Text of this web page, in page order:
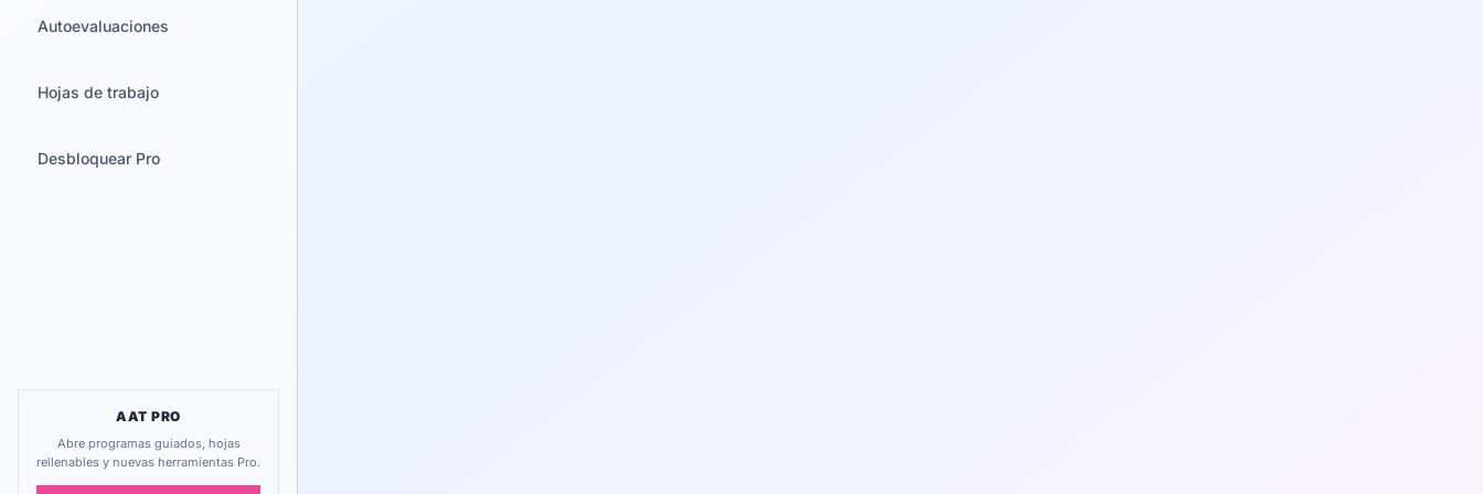
Autoevaluaciones
Hojas de trabajo
Desbloquear Pro
AAT PRO
Abre programas guiados, hojas
rellenables y nuevas herramientas Pro.